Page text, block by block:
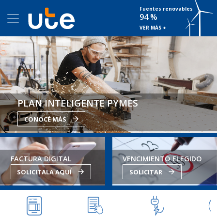
Fuentes renovables
94 %
VER MÁS +
PLAN INTELIGENTE PYMES
CONOCÉ MÁS
FACTURA DIGITAL
SOLICITALA AQUÍ
VENCIMIENTO ELEGIDO
SOLICITAR